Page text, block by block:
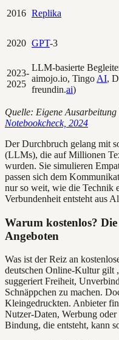
2016 Replika
2020 GPT-3
2023-
2025
LLM-basierte
aimojo.io, Tingo AI,
freundin.ai)
Quelle: Eigene
Notebookcheck, 2024
Der Durchbruch gelang mit
(LLMs), die auf Millionen
wurden. Sie simulieren
passen sich dem
nur so weit, wie die Technik
Verbundenheit entsteht aus
Warum kostenlos?
Angeboten
Was ist der Reiz an
deutschen Online-Kultur gilt
suggeriert Freiheit,
Schnäppchen zu machen.
Kleingedruckten. Anbieter
Nutzer-Daten, Werbung
Bindung, die entsteht, kann